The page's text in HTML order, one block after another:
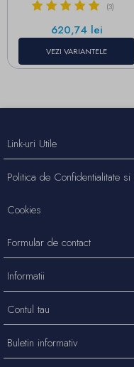
(3)
Pret
620,74 lei
VEZI VARIANTELE
Link-uri Utile
Politica de Confidentialitate
Cookies
Formular de contact
Informatii
Contul tau
Buletin informativ